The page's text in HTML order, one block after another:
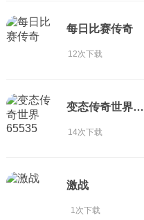
每日比赛传奇
12次下载
变态传奇世界65535
14次下载
激战
1次下载